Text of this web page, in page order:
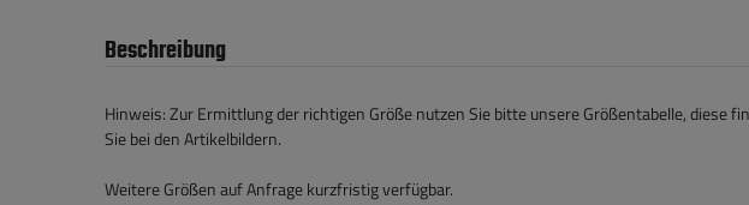
Beschreibung
Hinweis: Zur Ermittlung der richtigen Größe nutzen Sie bitte unsere Größentabelle, diese
Sie bei den Artikelbildern.
Weitere Größen auf Anfrage kurzfristig verfügbar.